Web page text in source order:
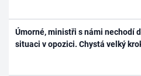
Úmorné, ministři s námi nechodí
situaci v opozici. Chystá velký